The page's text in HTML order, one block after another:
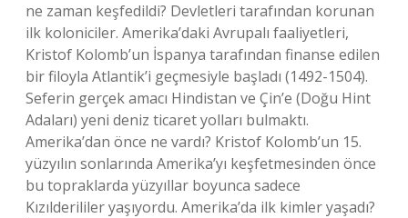
ne zaman keşfedildi? Devletleri tarafından korunan
ilk koloniciler. Amerika’daki Avrupalı ​​faaliyetleri,
Kristof Kolomb’un İspanya tarafından finanse edilen
bir filoyla Atlantik’i geçmesiyle başladı (1492-1504).
Seferin gerçek amacı Hindistan ve Çin’e (Doğu Hint
Adaları) yeni deniz ticaret yolları bulmaktı.
Amerika’dan önce ne vardı? Kristof Kolomb’un 15.
yüzyılın sonlarında Amerika’yı keşfetmesinden önce
bu topraklarda yüzyıllar boyunca sadece
Kızılderililer yaşıyordu. Amerika’da ilk kimler yaşadı?